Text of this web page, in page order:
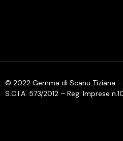
© 2022 Gemma di Scanu Tiziana
S.C.I.A. 573/2012 – Reg. Imprese